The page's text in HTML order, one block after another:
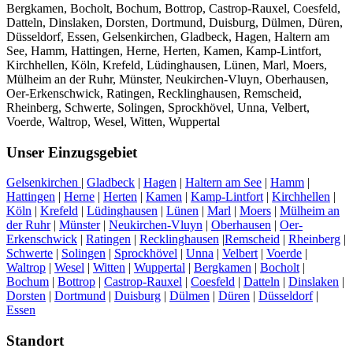
Bergkamen, Bocholt, Bochum, Bottrop, Castrop-Rauxel, Coesfeld,
Datteln, Dinslaken, Dorsten, Dortmund, Duisburg, Dülmen, Düren,
Düsseldorf, Essen, Gelsenkirchen, Gladbeck, Hagen, Haltern am
See, Hamm, Hattingen, Herne, Herten, Kamen, Kamp-Lintfort,
Kirchhellen, Köln, Krefeld, Lüdinghausen, Lünen, Marl, Moers,
Mülheim an der Ruhr, Münster, Neukirchen-Vluyn, Oberhausen,
Oer-Erkenschwick, Ratingen, Recklinghausen, Remscheid,
Rheinberg, Schwerte, Solingen, Sprockhövel, Unna, Velbert,
Voerde, Waltrop, Wesel, Witten, Wuppertal
Unser Einzugsgebiet
Gelsenkirchen | Gladbeck | Hagen | Haltern am See | Hamm |
Hattingen | Herne | Herten | Kamen | Kamp-Lintfort | Kirchhellen |
Köln | Krefeld | Lüdinghausen | Lünen | Marl | Moers | Mülheim an
der Ruhr| Münster| Neukirchen-Vluyn | Oberhausen | Oer-
Erkenschwick | Ratingen | Recklinghausen |Remscheid | Rheinberg |
Schwerte | Solingen | Sprockhövel | Unna | Velbert | Voerde |
Waltrop | Wesel | Witten | Wuppertal | Bergkamen | Bocholt |
Bochum | Bottrop | Castrop-Rauxel | Coesfeld | Datteln | Dinslaken |
Dorsten | Dortmund | Duisburg | Dülmen | Düren | Düsseldorf|
Essen
Standort